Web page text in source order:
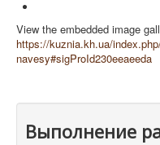
View the embedded image
https://kuznia.kh.ua/
navesy#sigProId230eeaeeda
Выполнение